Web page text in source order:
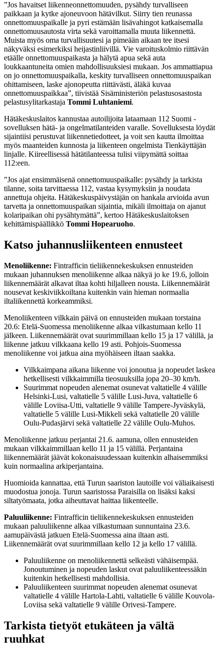
”Jos havaitset liikenneonnettomuuden, pysähdy turvalliseen
paikkaan ja kytke ajoneuvoon hätävilkut. Siirry tien reunassa
onnettomuuspaikalle ja pyri estämään lisävahingot katkaisemalla
onnettomuusautosta virta sekä varoittamalla muuta liikennettä.
Muista myös oma turvallisuutesi ja pimeään aikaan tee itsesi
näkyväksi esimerkiksi heijastinliivillä. Vie varoituskolmio riittävän
etäälle onnettomuuspaikasta ja hälytä apua sekä auta
loukkaantuneita omien mahdollisuuksiesi mukaan. Jos ammattiapua
on jo onnettomuuspaikalla, keskity turvalliseen onnettomuuspaikan
ohittamiseen, laske ajonopeutta riittävästi, äläkä kuvaa
onnettomuuspaikkaa”, tiivistää Sisäministeriön pelastusosastosta
pelastusylitarkastaja Tommi Luhtaniemi.
Hätäkeskuslaitos kannustaa autoilijoita lataamaan 112 Suomi -
sovelluksen hätä- ja ongelmatilanteiden varalle. Sovelluksesta löydät
sijaintiisi perustuvat liikennetiedotteet, ja voit sen kautta ilmoittaa
myös maanteiden kunnosta ja liikenteen ongelmista Tienkäyttäjän
linjalle. Kiireellisessä hätätilanteessa tulisi viipymättä soittaa
112:een.
”Jos ajat ensimmäisenä onnettomuuspaikalle: pysähdy ja tarkista
tilanne, soita tarvittaessa 112, vastaa kysymyksiin ja noudata
annettuja ohjeita. Hätäkeskuspäivystäjän on hankala arvioida avun
tarvetta ja onnettomuuspaikan sijaintia, mikäli ilmoittaja on ajanut
kolaripaikan ohi pysähtymättä”, kertoo Hätäkeskuslaitoksen
kehittämispäällikkö Tommi Hopearuoho.
Katso juhannusliikenteen ennusteet
Menoliikenne: Fintrafficin tieliikennekeskuksen ennusteiden
mukaan juhannuksen menoliikenne alkaa näkyä jo ke 19.6, jolloin
liikennemäärät alkavat iltaa kohti hiljalleen nousta. Liikennemäärät
nousevat keskiviikkoiltana kuitenkin vain hieman normaalia
iltaliikennettä korkeammiksi.
Menoliikenteen vilkkain päivä on ennusteiden mukaan torstaina
20.6: Etelä-Suomessa menoliikenne alkaa vilkastumaan kello 11
jälkeen. Liikennemäärät ovat suurimmillaan kello 15 ja 17 välillä, ja
liikenne jatkuu vilkkaana kello 19 asti. Pohjois-Suomessa
menoliikenne voi jatkua aina myöhäiseen iltaan saakka.
Vilkkaimpana aikana liikenne voi jonoutua ja nopeudet laskea
hetkellisesti vilkkaimmilla tieosuuksilla jopa 20–30 km/h.
Suurimmat nopeuden alenemat osunevat valtatielle 4 välille
Helsinki-Lusi, valtatielle 5 välille Lusi-Juva, valtatielle 6
välille Loviisa-Utti, valtatielle 9 välille Tampere-Jyväskylä,
valtatielle 5 välille Lusi-Mikkeli sekä valtatielle 20 välille
Oulu-Pudasjärvi sekä valtatielle 22 välille Oulu-Muhos.
Menoliikenne jatkuu perjantai 21.6. aamuna, ollen ennusteiden
mukaan vilkkaimmillaan kello 11 ja 15 välillä. Perjantaina
liikennemäärät jäävät kokonaisuudessaan kuitenkin alhaisemmiksi
kuin normaalina arkiperjantaina.
Huomioida kannattaa, että Turun saariston lautoille voi väliaikaisesti
muodostua jonoja. Turun saaristossa Paraisilla on lisäksi kaksi
siltatyömaata, jotka aiheuttavat haittaa liikenteelle.
Paluuliikenne: Fintrafficin tieliikennekeskuksen ennusteiden
mukaan paluuliikenne alkaa vilkastumaan sunnuntaina 23.6.
aamupäivästä jatkuen Etelä-Suomessa aina iltaan asti.
Liikennemäärät ovat suurimmillaan kello 12 ja kello 17 välillä.
Paluuliikenne on menoliikennettä selkeästi vähäisempää.
Jonoutuminen ja nopeuden laskut ovat paluuliikenteessäkin
kuitenkin hetkellisesti mahdollisia.
Paluuliikenteen suurimmat nopeuden alenemat osunevat
valtatielle 4 välille Hartola-Lahti, valtatielle 6 välille Kouvola-
Loviisa sekä valtatielle 9 välille Orivesi-Tampere.
Tarkista tietyöt etukäteen ja vältä
ruuhkat